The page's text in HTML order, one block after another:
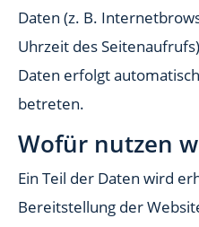
Daten (z. B.
Uhrzeit des
Daten erfolgt
betreten.
Wofür nutzen
Ein Teil der Daten wird
Bereitstellung der